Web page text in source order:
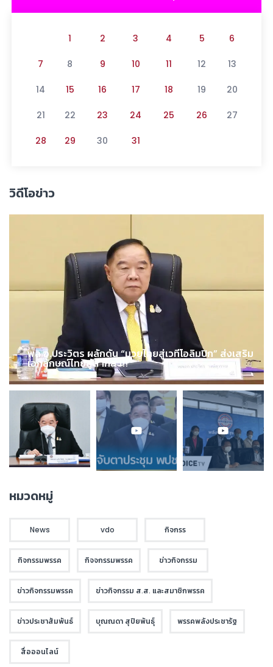
1 2 3 4 5 6
7 8 9 10 11 12 13
14 15 16 17 18 19 20
21 22 23 24 25 26 27
28 29 30 31
วิดีโอข่าว
พล.อ.ประวิตร ผลักดัน “มวยไทยสู่เวทีโอลิมปิก” ส่งเสริม
เอกลักษณ์ไทยสู่สากล !!!
หมวดหมู่
News vdo กิจกรร
กิจกรรมพรรค กิจจกรรมพรรค ข่าวกิจกรรม
ข่าวกิจกรรมพรรค ข่าวกิจกรรม ส.ส. และสมาชิกพรรค
ข่าวประชาสัมพันธ์ บุณณดา สุปิยพันธุ์ พรรคพลังประชารัฐ
สื่อออนไลน์